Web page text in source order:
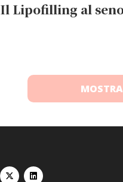
Il Lipofilling al